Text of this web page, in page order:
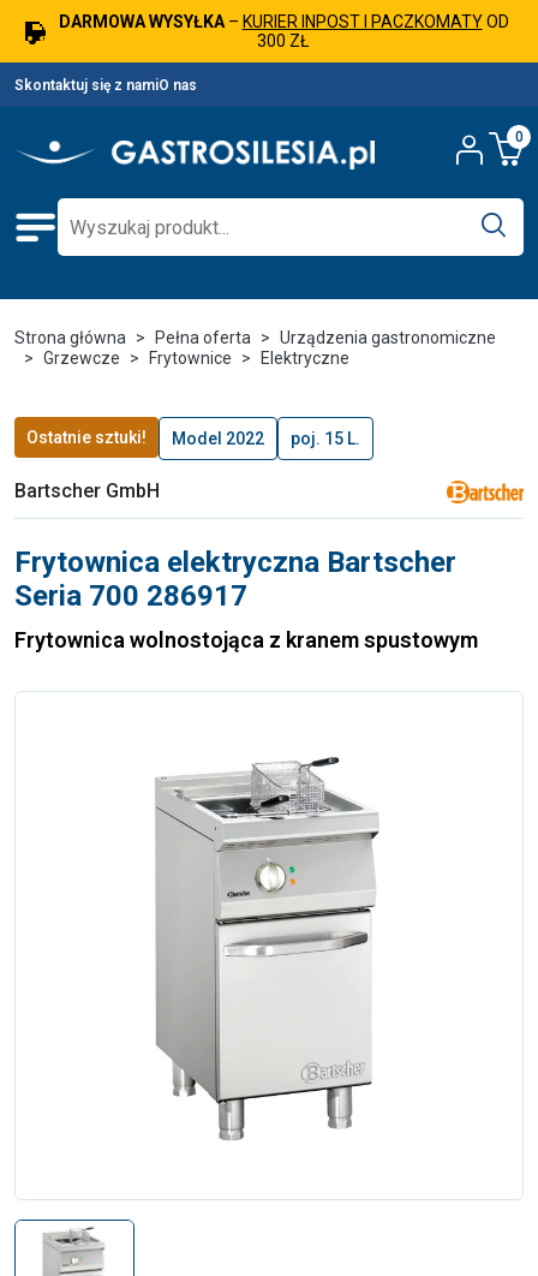
DARMOWA WYSYŁKA– KURIER INPOST I PACZKOMATYOD
300 ZŁ
Skontaktuj się z namiO nas
0
Strona główna Pełna oferta
Urządzenia gastronomiczne
Grzewcze
Frytownice Elektryczne
Ostatnie sztuki! Model 2022 poj. 15 L.
Bartscher GmbH
Frytownica elektryczna Bartscher
Seria 700 286917
Frytownica wolnostojąca z kranem spustowym